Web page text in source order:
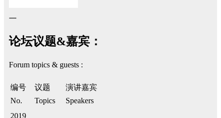
一
论坛议题&嘉宾：
Forum topics & guests :
编号
No.
议题
Topics
演讲嘉宾
Speakers
2019